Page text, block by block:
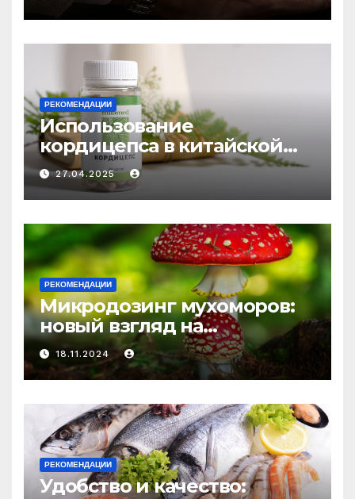
РЕКОМЕНДАЦИИ
Использование
кордицепса в китайской
медицине: природное
средство против усталости
и истощения
27.04.2025
РЕКОМЕНДАЦИИ
Микродозинг мухоморов:
новый взгляд на
психоделику
18.11.2024
РЕКОМЕНДАЦИИ
Удобство и качество: